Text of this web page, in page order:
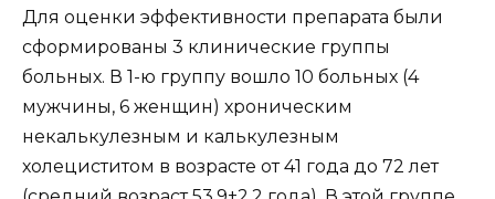
Для оценки эффективности препарата были
сформированы 3 клинические группы
больных. В 1-ю группу вошло 10 больных (4
мужчины, 6 женщин) хроническим
некалькулезным и калькулезным
холециститом в возрасте от 41 года до 72 лет